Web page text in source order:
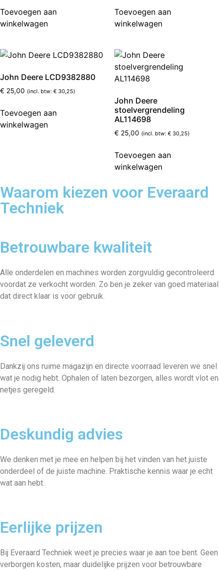
Toevoegen aan
winkelwagen
Toevoegen aan
winkelwagen
John Deere LCD9382880
€ 25,00 (incl. btw: € 30,25)
Toevoegen aan
winkelwagen
John Deere
stoelvergrendeling
AL114698
€ 25,00 (incl. btw: € 30,25)
Toevoegen aan
winkelwagen
Waarom kiezen voor Everaard
Techniek
Betrouwbare kwaliteit
Alle onderdelen en machines worden zorgvuldig gecontroleerd
voordat ze verkocht worden. Zo ben je zeker van goed materiaal
dat direct klaar is voor gebruik.
Snel geleverd
Dankzij ons ruime magazijn en directe voorraad leveren we snel
wat je nodig hebt. Ophalen of laten bezorgen, alles wordt vlot en
netjes geregeld.
Deskundig advies
We denken met je mee en helpen bij het vinden van het juiste
onderdeel of de juiste machine. Praktische kennis waar je echt
wat aan hebt.
Eerlijke prijzen
Bij Everaard Techniek weet je precies waar je aan toe bent. Geen
verborgen kosten, maar duidelijke prijzen voor betrouwbare